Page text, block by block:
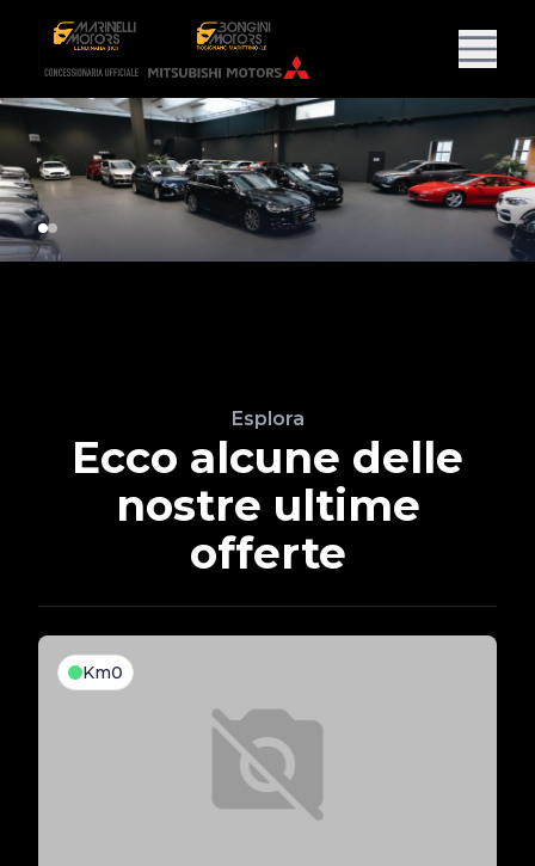
Esplora
Ecco alcune delle
nostre ultime
offerte
Km0